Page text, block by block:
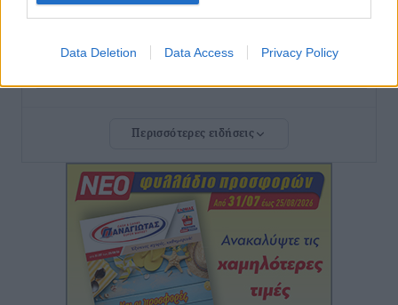
Data Deletion Data Access Privacy Policy
Σύμη: Στον 8ο αγνοούμενο Γερμανό τουρίστα ανήκει η
σορός που εντοπίστηκε
Το εκλογικό ρολόι του Μαξίμου χτυπά τέλη Μαΐου του
Τοπικές Ειδήσεις• πριν 2 ώρες
ΦΟΔΣΑ Νοτίου Αιγαίου: «Δεν ζητάμε ασυλία – ζητάμε
Περισσότερες ειδήσεις